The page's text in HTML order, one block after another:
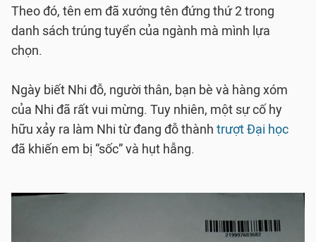
Theo đó, tên em đã xướng tên đứng thứ 2 trong
danh sách trúng tuyển của ngành mà mình lựa
chọn.
Ngày biết Nhi đỗ, người thân, bạn bè và hàng xóm
của Nhi đã rất vui mừng. Tuy nhiên, một sự cố hy
hữu xảy ra làm Nhi từ đang đỗ thành trượt Đại học
đã khiến em bị “sốc” và hụt hẫng.